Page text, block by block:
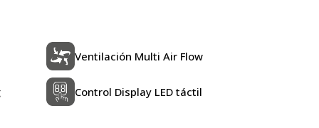
Ventilación Multi Air Flow
Control Display LED táctil